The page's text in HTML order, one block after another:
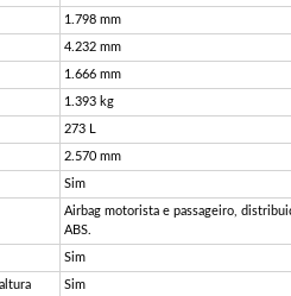
1.798 mm
4.232 mm
1.666 mm
1.393 kg
273 L
2.570 mm
Sim
Airbag motorista e passageiro,
ABS.
Sim
Sim